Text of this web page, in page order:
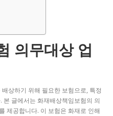
의무대상 업
상하기 위해 필요한 보험으로, 특정
글에서는 화재배상책임보험의 의
제공합니다. 이 보험은 화재로 인해